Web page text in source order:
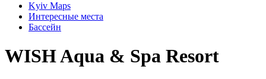
Kyiv Maps
Интересные места
Бассейн
WISH Aqua & Spa Resort